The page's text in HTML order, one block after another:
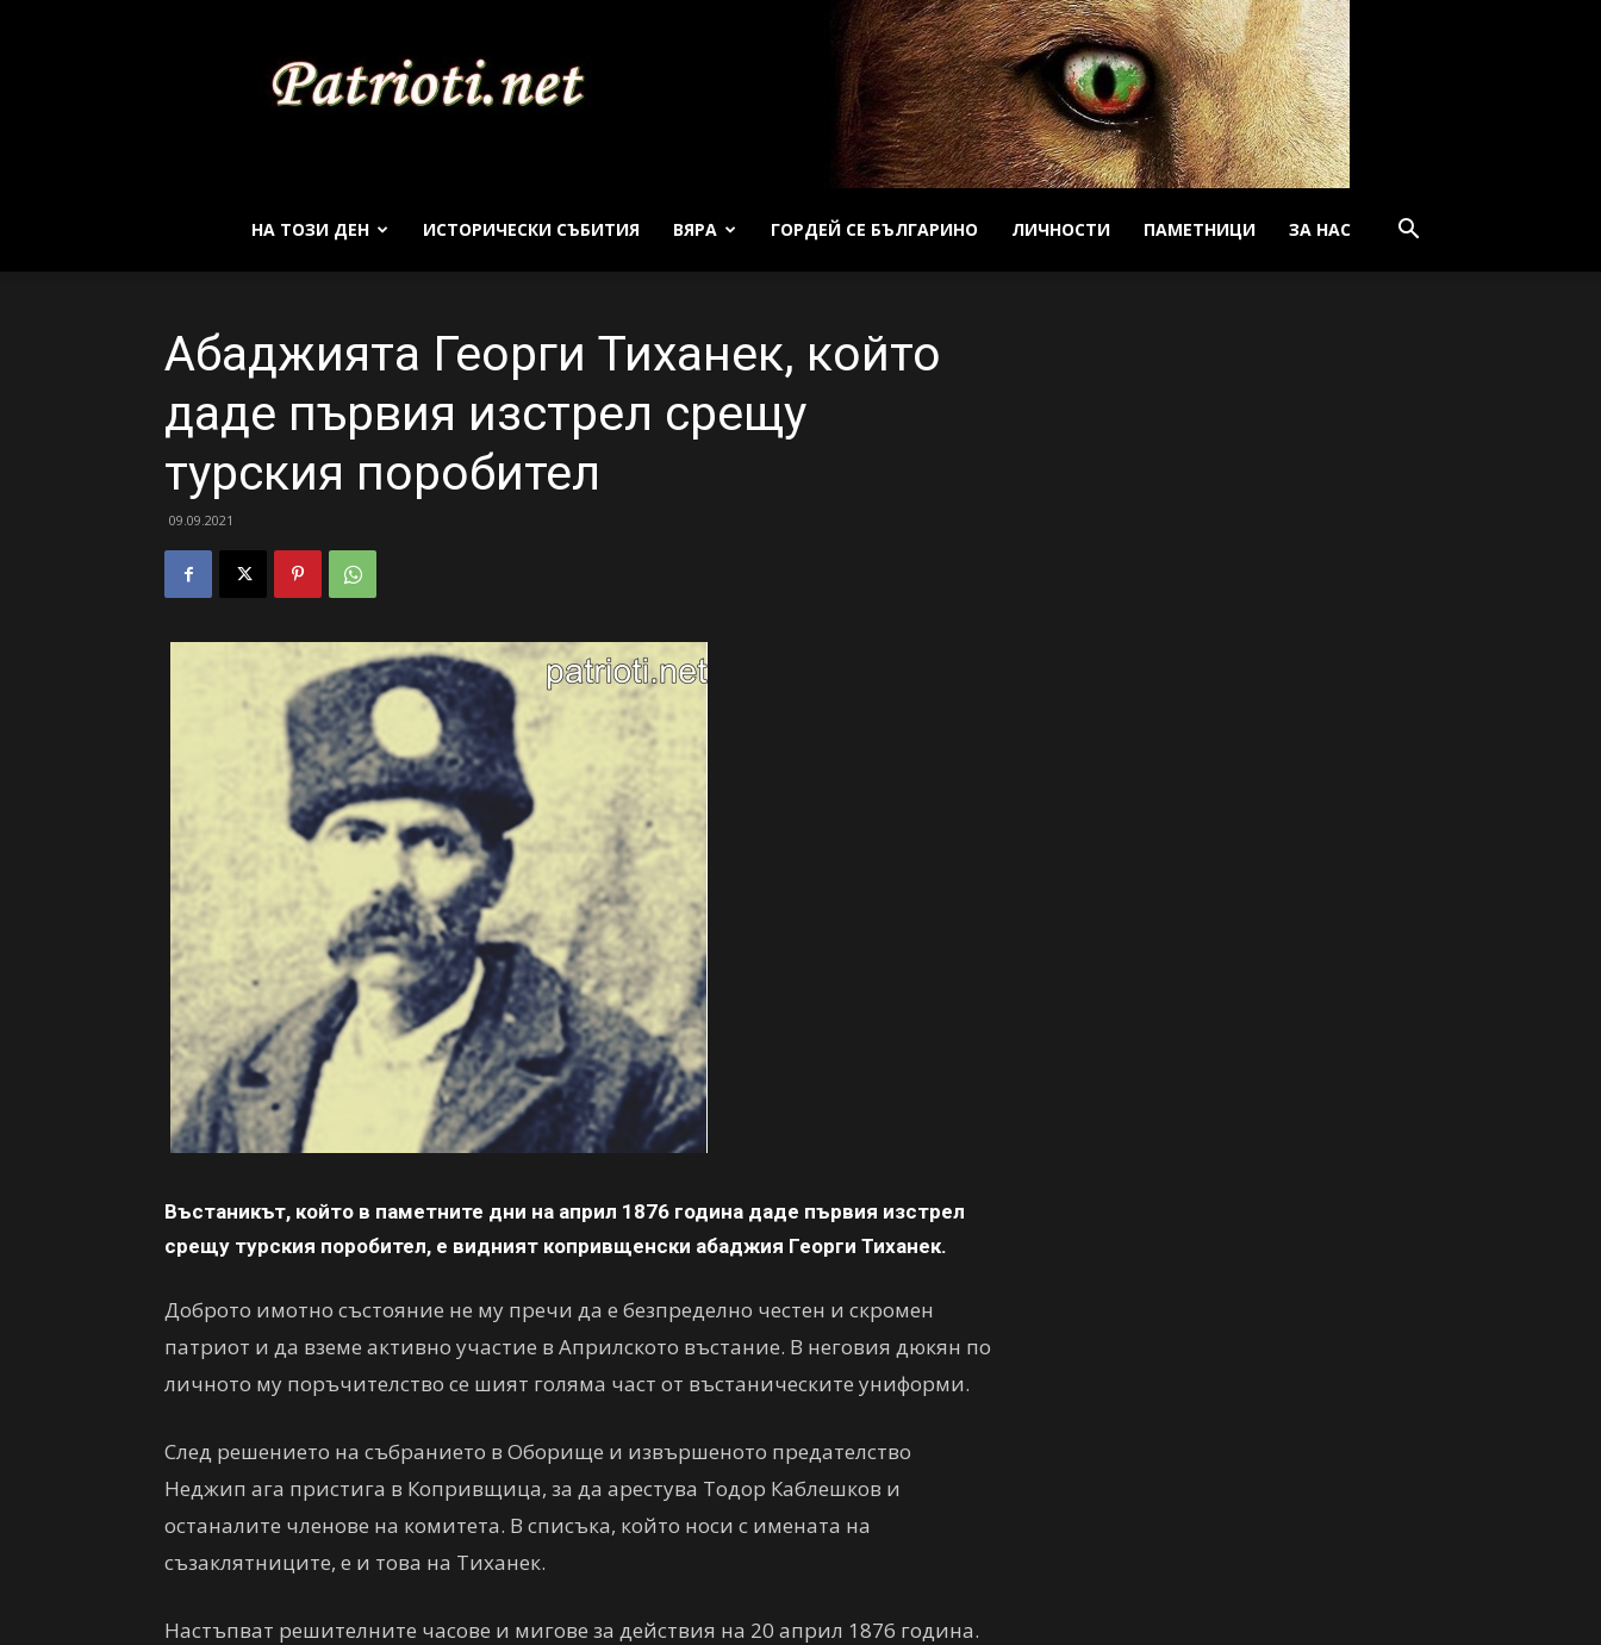
Net
НА ТОЗИ ДЕН ИСТОРИЧЕСКИ СЪБИТИЯ ВЯРА ГОРДЕЙ СЕ БЪЛГАРИНО ЛИЧНОСТИ ПАМЕТНИЦИ ЗА НАС
Абаджията Георги Тиханек, който
даде първия изстрел срещу
турския поробител
09.09.2021
Въстаникът, който в паметните дни на април 1876 година даде първия изстрел
срещу турския поробител, е видният копривщенски абаджия Георги Тиханек.
Доброто имотно състояние не му пречи да е безпределно честен и скромен
патриот и да вземе активно участие в Априлското въстание. В неговия дюкян по
личното му поръчителство се шият голяма част от въстаническите униформи.
След решението на събранието в Оборище и извършеното предателство
Неджип ага пристига в Копривщица, за да арестува Тодор Каблешков и
останалите членове на комитета. В списъка, който носи с имената на
съзаклятниците, е и това на Тиханек.
Настъпват решителните часове и мигове за действия на 20 април 1876 година.